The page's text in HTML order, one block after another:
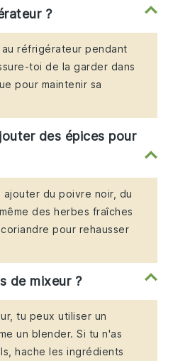
?
réfrigérateur pendant
toi de la garder dans
pour maintenir sa
des épices pour
ajouter du poivre noir, du
des herbes fraîches
pour rehausser
de mixeur ?
tu peux utiliser un
un blender. Si tu n'as
hache les ingrédients